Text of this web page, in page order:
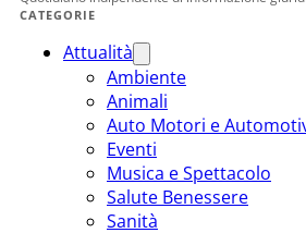
CATEGORIE
Attualità
Ambiente
Animali
Auto Motori e
Eventi
Musica e Spettacolo
Salute Benessere
Sanità